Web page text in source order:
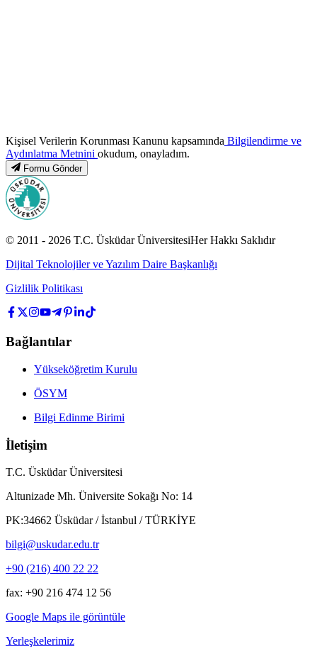
Kişisel Verilerin Korunması Kanunu kapsamında Bilgilendirme ve
Aydınlatma Metnini okudum, onayladım.
Formu Gönder
© 2011 - 2026 T.C. Üsküdar ÜniversitesiHer Hakkı Saklıdır
Dijital Teknolojiler ve Yazılım Daire Başkanlığı
Gizlilik Politikası
Bağlantılar
Yükseköğretim Kurulu
ÖSYM
Bilgi Edinme Birimi
İletişim
T.C. Üsküdar Üniversitesi
Altunizade Mh. Üniversite Sokağı No: 14
PK:34662 Üsküdar / İstanbul / TÜRKİYE
bilgi@uskudar.edu.tr
+90 (216) 400 22 22
fax: +90 216 474 12 56
Google Maps ile görüntüle
Yerleşkelerimiz